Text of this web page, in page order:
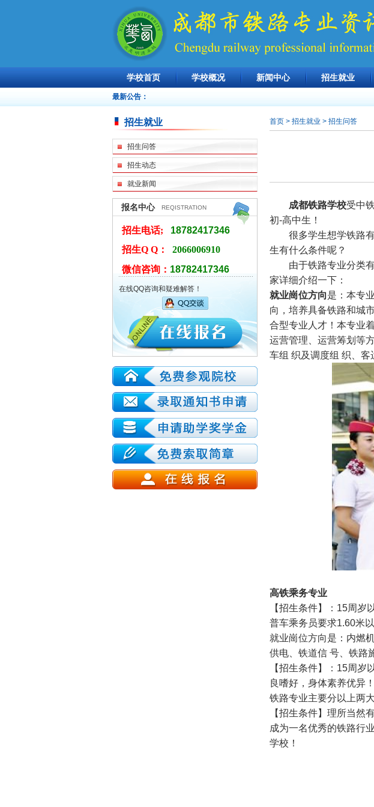
学校首页 学校概况 新闻中心 招生就业
最新公告：
招生就业
招生问答
招生动态
就业新闻
报名中心 REQISTRATION
招生电话; 18782417346
招生Q Q： 2066006910
微信咨询： 18782417346
在线QQ咨询和疑难解答！
首页 > 招生就业 > 招生问答
成都铁路学校受中
初-高中生！
很多学生想学铁路有
生有什么条件呢？
由于铁路专业分类有
家详细介绍一下：
就业崗位方向是：本专
向，培养具备铁路和城
合型专业人才！本专业
运营管理、运营筹划等
车组 织及调度组 织、客
高铁乘务专业
【招生条件】：15周
普车乘务员要求1.60米
就业崗位方向是：内燃
供电、铁道信 号、铁路
【招生条件】：15周
良嗜好，身体素养优异！
铁路专业主要分以上两
【招生条件】理所当然
成为一名优秀的铁路行
学校！